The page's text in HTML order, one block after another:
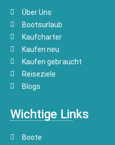
Über Uns
Bootsurlaub
Kaufcharter
Kaufen neu
Kaufen gebraucht
Reiseziele
Blogs
Wichtige Links
Boote